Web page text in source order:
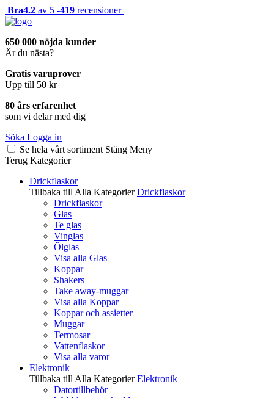
Bra4.2 av 5 -419 recensioner
650 000 nöjda kunder
Är du nästa?
Gratis varuprover
Upp till 50 kr
80 års erfarenhet
som vi delar med dig
Söka Logga in
Se hela vårt sortiment Stäng Meny
Terug Kategorier
Drickflaskor
Tillbaka till Alla Kategorier Drickflaskor
Drickflaskor
Glas
Te glas
Vinglas
Ölglas
Visa alla Glas
Koppar
Shakers
Take away-muggar
Visa alla Koppar
Koppar och assietter
Muggar
Termosar
Vattenflaskor
Visa alla varor
Elektronik
Tillbaka till Alla Kategorier Elektronik
Datortillbehör